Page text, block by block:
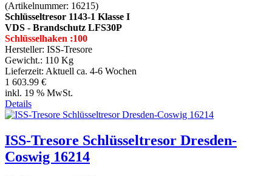
(Artikelnummer: 16215)
Schlüsseltresor 1143-1 Klasse I
VDS - Brandschutz LFS30P
Schlüsselhaken :100
Hersteller: ISS-Tresore
Gewicht.: 110 Kg
Lieferzeit: Aktuell ca. 4-6 Wochen
1 603.99 €
inkl. 19 % MwSt.
Details
ISS-Tresore Schlüsseltresor Dresden-
Coswig 16214